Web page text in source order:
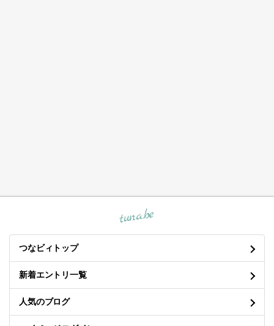
tuna.be
つなビィトップ
新着エントリ一覧
人気のブログ